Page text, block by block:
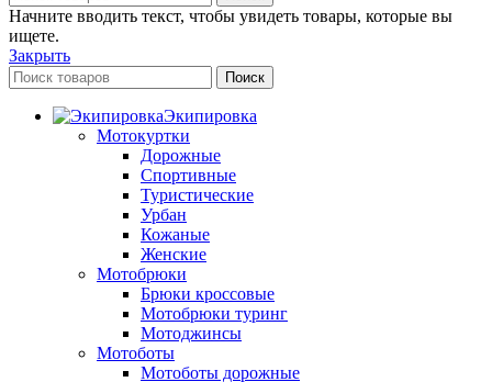
Начните вводить текст, чтобы увидеть товары, которые вы
ищете.
Закрыть
Поиск
Экипировка
Мотокуртки
Дорожные
Спортивные
Туристические
Урбан
Кожаные
Женские
Мотобрюки
Брюки кроссовые
Мотобрюки туринг
Мотоджинсы
Мотоботы
Мотоботы дорожные